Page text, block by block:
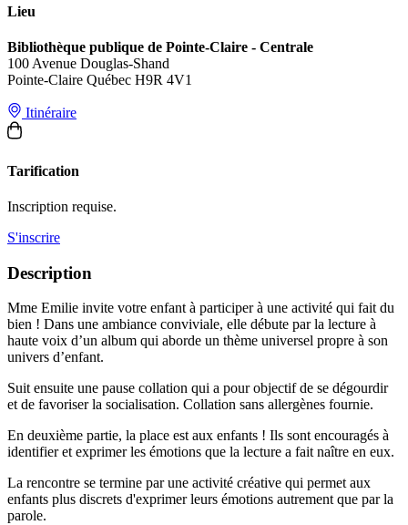
Lieu
Bibliothèque publique de Pointe-Claire - Centrale
100 Avenue Douglas-Shand
Pointe-Claire Québec H9R 4V1
Itinéraire
Tarification
Inscription requise.
S'inscrire
Description
Mme Emilie invite votre enfant à participer à une activité qui fait du
bien ! Dans une ambiance conviviale, elle débute par la lecture à
haute voix d’un album qui aborde un thème universel propre à son
univers d’enfant.
Suit ensuite une pause collation qui a pour objectif de se dégourdir
et de favoriser la socialisation. Collation sans allergènes fournie.
En deuxième partie, la place est aux enfants ! Ils sont encouragés à
identifier et exprimer les émotions que la lecture a fait naître en eux.
La rencontre se termine par une activité créative qui permet aux
enfants plus discrets d'exprimer leurs émotions autrement que par la
parole.